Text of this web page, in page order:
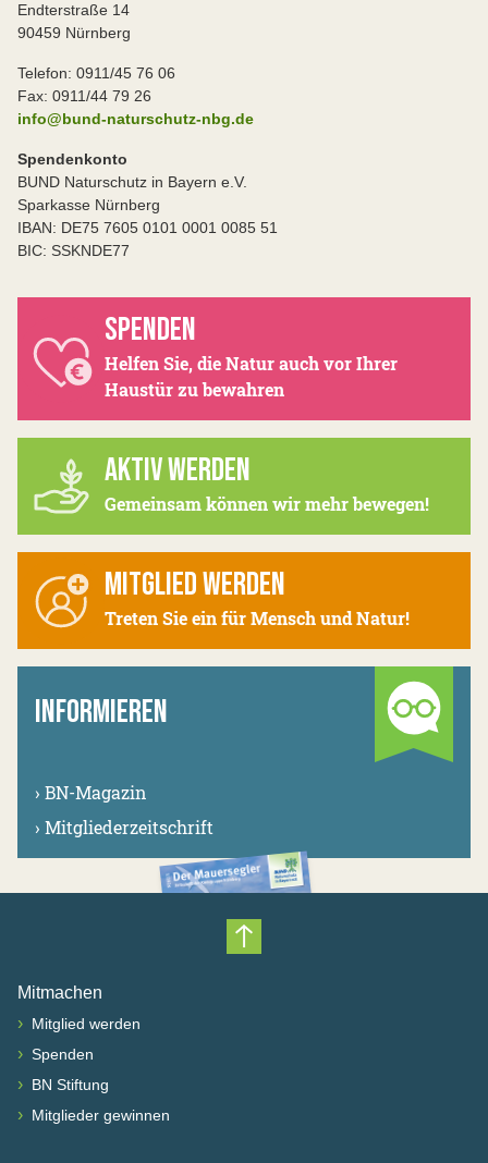
Endterstraße 14
90459 Nürnberg
Telefon: 0911/45 76 06
Fax: 0911/44 79 26
info@bund-naturschutz-nbg.de
Spendenkonto
BUND Naturschutz in Bayern e.V.
Sparkasse Nürnberg
IBAN: DE75 7605 0101 0001 0085 51
BIC: SSKNDE77
SPENDEN
Helfen Sie, die Natur auch vor Ihrer
Haustür zu bewahren
AKTIV WERDEN
Gemeinsam können wir mehr bewegen!
MITGLIED WERDEN
Treten Sie ein für Mensch und Natur!
INFORMIEREN
› BN-Magazin
› Mitgliederzeitschrift
Nach oben scrollen
Mitmachen
› Mitglied werden
› Spenden
› BN Stiftung
› Mitglieder gewinnen